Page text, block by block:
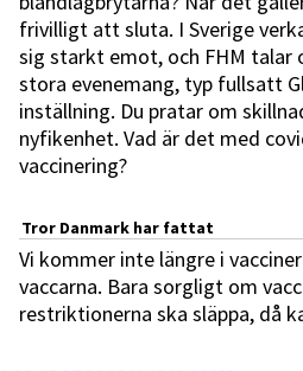
frivilligt att sluta. I Sverige
sig starkt emot, och FHM talar
stora evenemang, typ fullsatt
inställning. Du pratar om
nyfikenhet. Vad är det med
vaccinering?
Tror Danmark har fattat
Vi kommer inte längre i
vaccarna. Bara sorgligt om
restriktionerna ska släppa, då